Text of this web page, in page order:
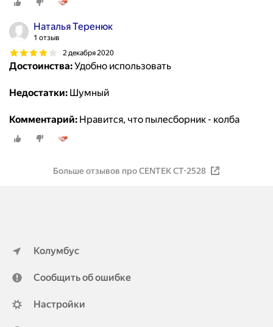
Наталья Теренюк
1 отзыв
2 декабря 2020
Достоинства:Удобно использовать
Недостатки: Шумный
Комментарий: Нравится, что пылесборник - колба
Больше отзывов про CENTEK CT-2528
Колумбус
Сообщить об ошибке
Настройки